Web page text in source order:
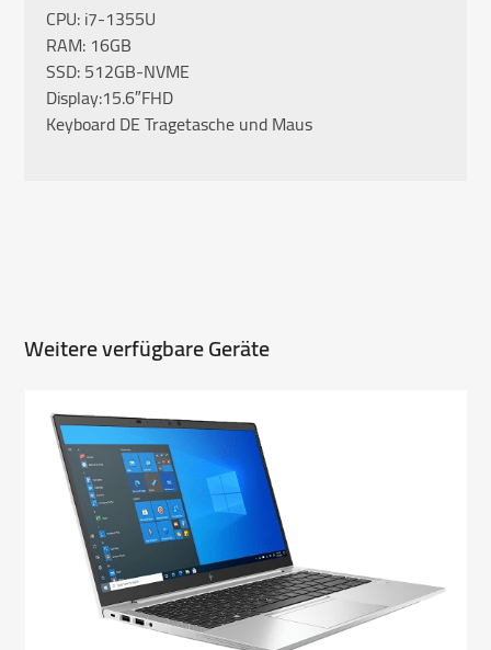
CPU: i7-1355U
RAM: 16GB
SSD: 512GB-NVME
Display:15.6″FHD
Keyboard DE Tragetasche und Maus
Weitere verfügbare Geräte